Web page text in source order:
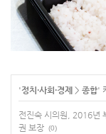
'정치·사회·경제 > 종합'
전진숙 시의원, 2016년
권 보장 (0)